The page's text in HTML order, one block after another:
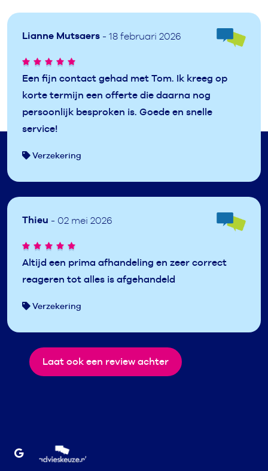
Lianne Mutsaers - 18 februari 2026
Een fijn contact gehad met Tom. Ik kreeg op
korte termijn een offerte die daarna nog
persoonlijk besproken is. Goede en snelle
service!
Verzekering
Thieu - 02 mei 2026
Altijd een prima afhandeling en zeer correct
reageren tot alles is afgehandeld
Verzekering
Laat ook een review achter